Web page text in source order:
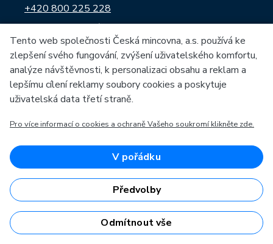
+420 800 225 228
Kontaktní formulář
Sledujte nás na:
O České mincovně
Profil společnosti
Naše výroba
Naši partneři
Kariéra
Zprávy
Informace o nákupu
Vše o nákupu
Kontakt
Často kladené dotazy
Obchodní podmínky
Prodejny České mincovny
Tento web společnosti Česká mincovna, a.s. používá ke
zlepšení svého fungování, zvýšení uživatelského komfortu,
analýze návštěvnosti, k personalizaci obsahu a reklam a
lepšímu cílení reklamy soubory cookies a poskytuje
uživatelská data třetí straně.
Pro více informací o cookies a ochraně Vašeho soukromí klikněte zde.
V pořádku
Předvolby
Odmítnout vše